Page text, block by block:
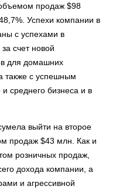
продаж $98
Успехи компании в
с успехами в
счет новой
для домашних
также с успешным
среднего бизнеса и в
выйти на второе
продаж $43 млн. Как и
розничных продаж,
дохода компании, а
и агрессивной